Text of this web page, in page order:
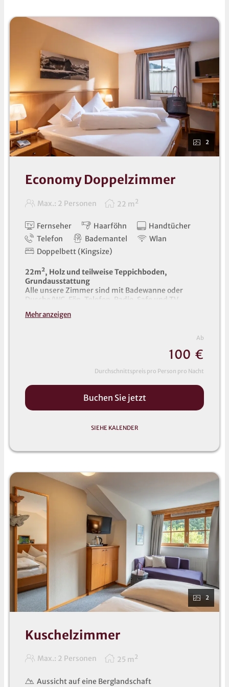
bitte die oben angeführte Liste - in diesem Fall
behalten wir uns Preisänderungen vor!
2
Economy Doppelzimmer
Max.: 2 Personen 22 m 2
Fernseher Haarföhn
Handtücher
Telefon
Bademantel
Wlan
Doppelbett (Kingsize)
22m², Holz und teilweise Teppichboden,
Grundausstattung
Alle unsere Zimmer sind mit Badewanne oder
Dusche/WC, Fön, Telefon, Radio, Safe und TV
Bademäntel liegen im Zimmer für Sie bereit (auch
Mehr anzeigen
Ab
100 €
Durchschnittspreis pro Person pro Nacht
Buchen Sie jetzt
SIEHE KALENDER
2
Kuschelzimmer
Max.: 2 Personen 25 m 2
Aussicht auf eine Berglandschaft